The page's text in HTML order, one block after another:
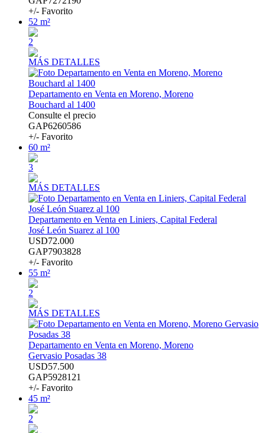
+/- Favorito
52 m²
2
MÁS DETALLES
Departamento en Venta en Moreno, Moreno
Bouchard al 1400
Consulte el precio
GAP6260586
+/- Favorito
60 m²
3
MÁS DETALLES
Departamento en Venta en Liniers, Capital Federal
José León Suarez al 100
USD72.000
GAP7903828
+/- Favorito
55 m²
2
MÁS DETALLES
Departamento en Venta en Moreno, Moreno
Gervasio Posadas 38
USD57.500
GAP5928121
+/- Favorito
45 m²
2